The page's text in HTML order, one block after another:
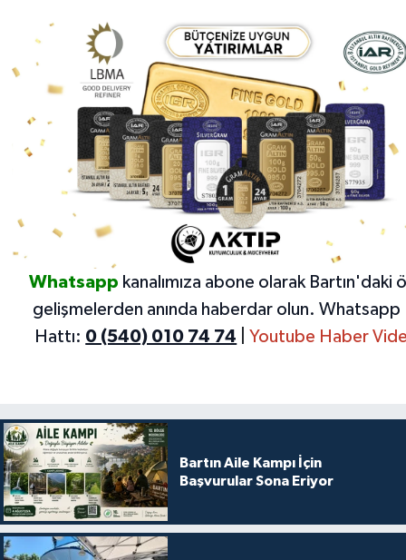
Whatsapp kanalımıza abone olarak Bartın'daki
gelişmelerden anında haberdar olun. Whatsapp
Hattı: 0 (540) 010 74 74 Youtube Haber
Bartın Aile Kampı İçin
Başvurular Sona Eriyor